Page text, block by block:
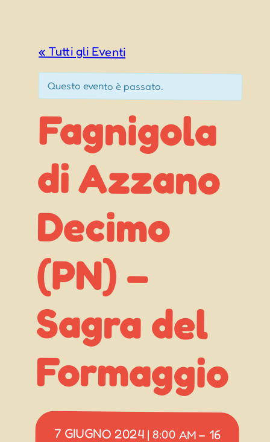
« Tutti gli Eventi
Questo evento è passato.
Fagnigola
di Azzano
Decimo
(PN) –
Sagra del
Formaggio
7 GIUGNO 2024 | 8:00 AM – 16